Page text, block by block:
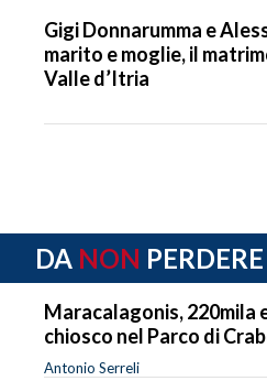
Gigi Donnarumma e
marito e moglie, il
Valle d’Itria
DA NON PERDERE
Maracalagonis, 220mila
chiosco nel Parco di
Antonio Serreli